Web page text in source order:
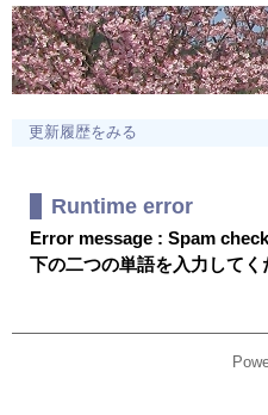
更新履歴をみる
Runtime error
Error message : Spam
下の二つの単語を入力してく